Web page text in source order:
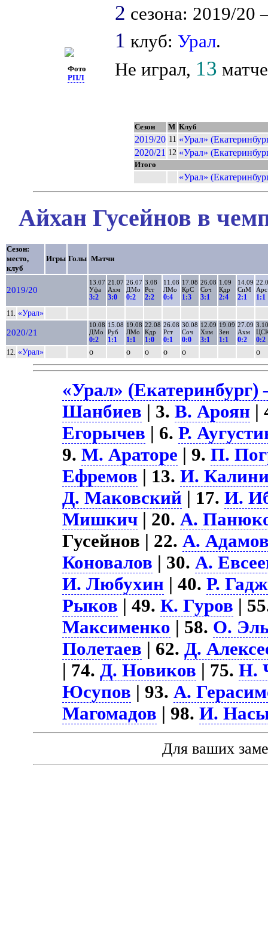
Фото
РПЛ
2 сезона: 2019/20
1 клуб: Урал.
Не играл, 13
Сезон М Клуб
2019/20 11 «Урал»
2020/21 12 «Урал»
Итого
«Урал»
Айхан Гусейнов в
Сезон:
место,
клуб
Игры Голы Матчи
2019/20
13.07
Уфа
3:2
21.07
Ахм
3:0
26.07
ДМо
0:2
3.08
Рст
2:2
11.08
ЛМо
0:4
17.08
КрС
1:3
26.08
Соч
3:1
1.09
Кдр
2:4
14.09
СпМ
2:1
Арс
1:1
11. «Урал»
2020/21
10.08
ДМо
0:2
15.08
Руб
1:1
19.08
ЛМо
1:1
22.08
Кдр
1:0
26.08
Рст
0:1
30.08
Соч
0:0
12.09
Хим
3:1
19.09
Зен
1:1
27.09
Ахм
0:2
3.10
0:2
12. «Урал» о о о о о о
«Урал» (Екатеринбург)
Шанбиев | 3.В. Ароян |
Егорычев | 6.Р.
9.М. Араторе | 9.П.
Ефремов | 13.И.
Д. Маковский | 17.И.
Мишкич | 20.А.
Гусейнов | 22.А.
Коновалов | 30.А.
И. Любухин | 40.Р.
Рыков | 49.К. Гуров |
Максименко | 58. О.
Полетаев | 62.Д.
| 74.Д. Новиков | 75.Н.
Юсупов | 93.А.
Магомадов | 98.И.
Для ваших